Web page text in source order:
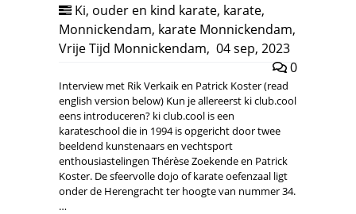
Ki, ouder en kind karate, karate,
Monnickendam, karate Monnickendam,
Vrije Tijd Monnickendam, 04 sep, 2023
0
Interview met Rik Verkaik en Patrick Koster (read
english version below) Kun je allereerst ki club.cool
eens introduceren? ki club.cool is een
karateschool die in 1994 is opgericht door twee
beeldend kunstenaars en vechtsport
enthousiastelingen Thérèse Zoekende en Patrick
Koster. De sfeervolle dojo of karate oefenzaal ligt
onder de Herengracht ter hoogte van nummer 34.
…